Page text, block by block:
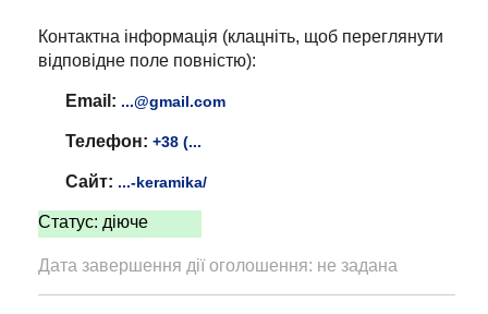
Контактна інформація (клацніть, щоб переглянути
відповідне поле повністю):
Email: ...@gmail.com
Телефон: +38 (...
Сайт: ...-keramika/
Статус: діюче
Дата завершення дії оголошення: не задана